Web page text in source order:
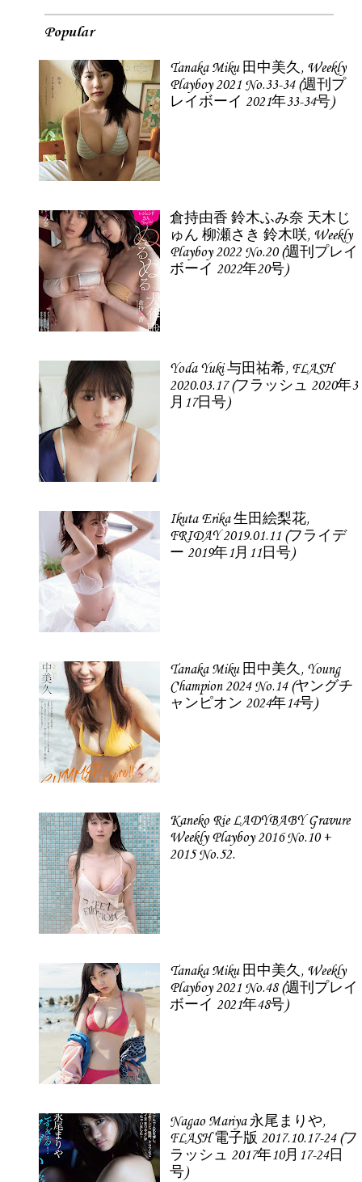
Popular
Tanaka Miku 田中美久, Weekly
Playboy 2021 No.33-34 (週刊プ
レイボーイ 2021年33-34号)
倉持由香 鈴木ふみ奈 天木じ
ゅん 柳瀬さき 鈴木咲, Weekly
Playboy 2022 No.20 (週刊プレイ
ボーイ 2022年20号)
Yoda Yuki 与田祐希, FLASH
2020.03.17 (フラッシュ 2020年3
月17日号)
Ikuta Erika 生田絵梨花,
FRIDAY 2019.01.11 (フライデ
ー 2019年1月11日号)
Tanaka Miku 田中美久, Young
Champion 2024 No.14 (ヤングチ
ャンピオン 2024年14号)
Kaneko Rie LADYBABY Gravure
Weekly Playboy 2016 No.10 +
2015 No.52.
Tanaka Miku 田中美久, Weekly
Playboy 2021 No.48 (週刊プレイ
ボーイ 2021年48号)
Nagao Mariya 永尾まりや,
FLASH 電子版 2017.10.17-24 (フ
ラッシュ 2017年10月17-24日
号)